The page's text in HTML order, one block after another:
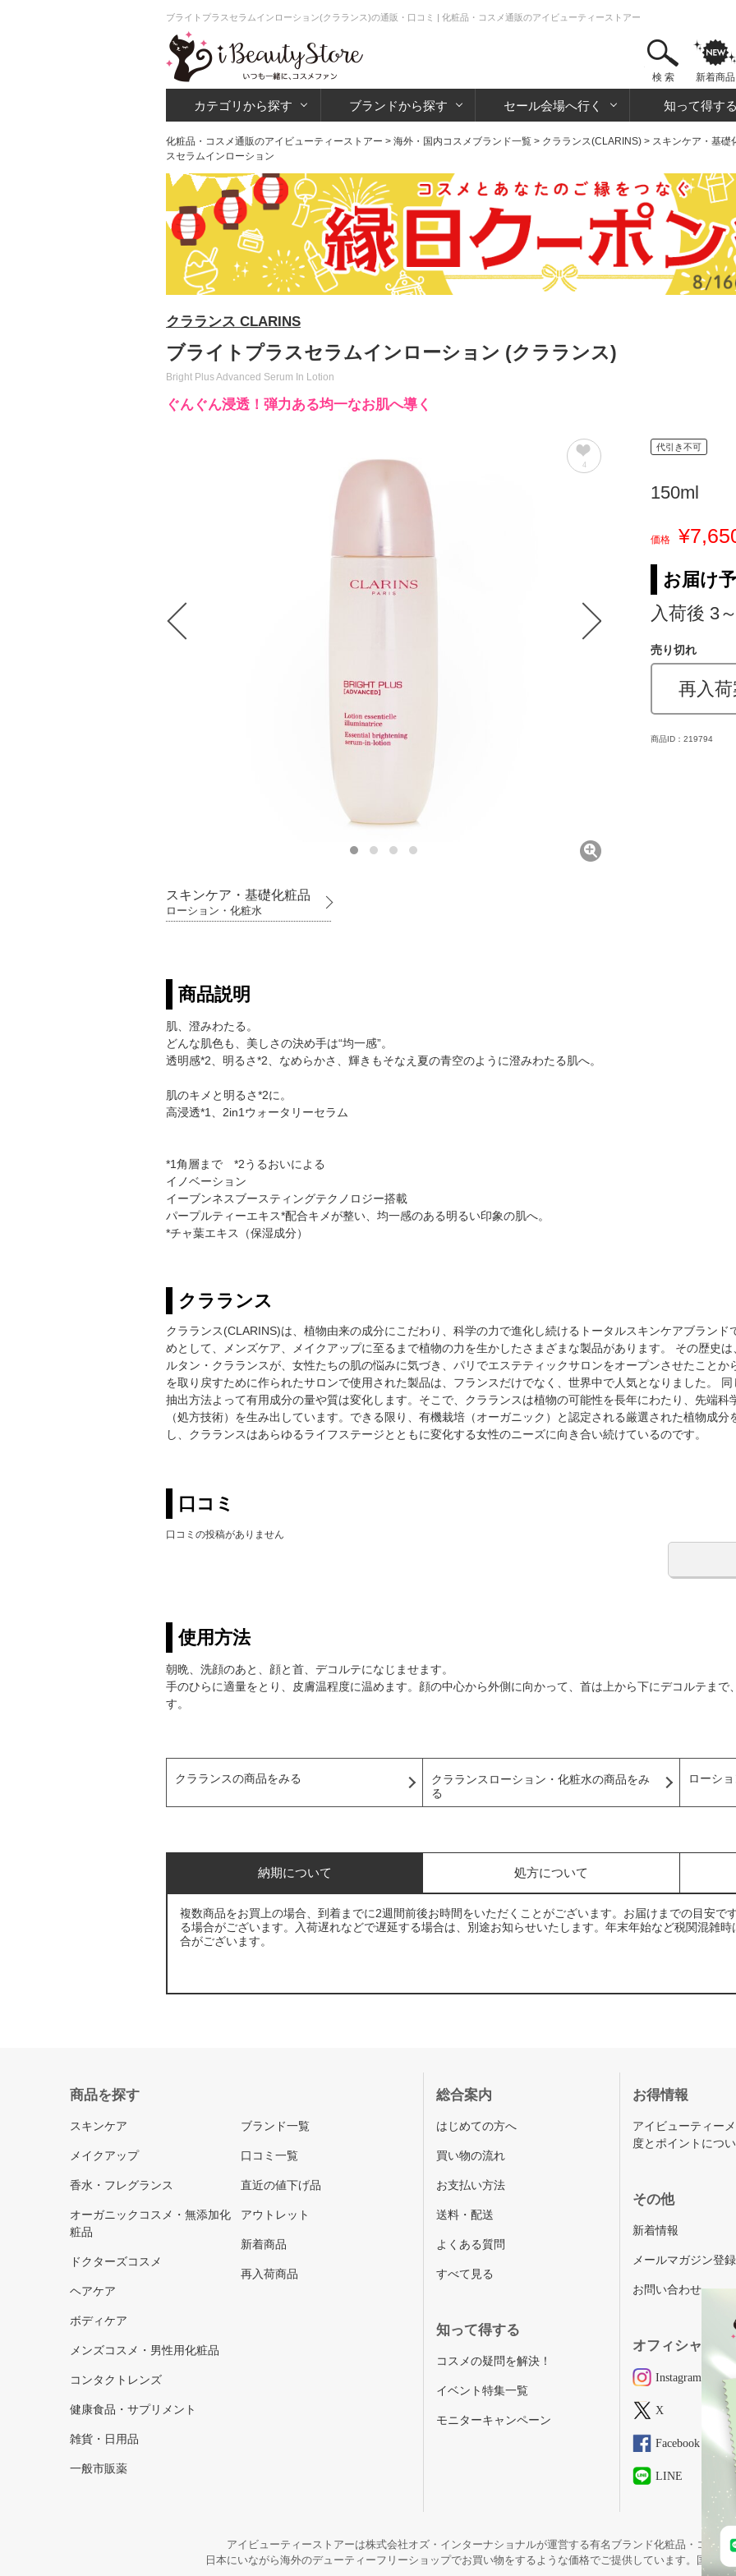
ブライトプラスセラムインローション(クラランス)の通販・口コミ | 化粧品・コスメ通販のアイビューティーストアー
検 索 新着商品
カテゴリから探す ブランドから探す セール会場へ行く 知って得する
化粧品・コスメ通販のアイビューティーストアー > 海外・国内コスメブランド一覧 > クラランス(CLARINS) > スキンケア・基礎
スセラムインローション
クラランス CLARINS
ブライトプラスセラムインローション (クラランス)
Bright Plus Advanced Serum In Lotion
ぐんぐん浸透！弾力ある均一なお肌へ導く
4
スキンケア・基礎化粧品
ローション・化粧水
代引き不可
150ml
価格
お届け
入荷後 3
売り切れ
再入
商品ID：219794
商品説明
肌、澄みわたる。
どんな肌色も、美しさの決め手は“均一感”。
透明感*2、明るさ*2、なめらかさ、輝きもそなえ夏の青空のように澄みわたる肌へ。
肌のキメと明るさ*2に。
高浸透*1、2in1ウォータリーセラム
*1角層まで *2うるおいによる
イノベーション
イーブンネスブースティングテクノロジー搭載
パープルティーエキス*配合キメが整い、均一感のある明るい印象の肌へ。
*チャ葉エキス（保湿成分）
クラランス
クラランス(CLARINS)は、植物由来の成分にこだわり、科学の力で進化し続けるトータルスキンケアブランド
めとして、メンズケア、メイクアップに至るまで植物の力を生かしたさまざまな製品があります。 その歴史
ルタン・クラランスが、女性たちの肌の悩みに気づき、パリでエステティックサロンをオープンさせたこと
を取り戻すために作られたサロンで使用された製品は、フランスだけでなく、世界中で人気となりました。
抽出方法よって有用成分の量や質は変化します。そこで、クラランスは植物の可能性を長年にわたり、先端科
（処方技術）を生み出しています。できる限り、有機栽培（オーガニック）と認定される厳選された植物成
し、クラランスはあらゆるライフステージとともに変化する女性のニーズに向き合い続けているのです。
口コミ
口コミの投稿がありません
使用方法
朝晩、洗顔のあと、顔と首、デコルテになじませます。
手のひらに適量をとり、皮膚温程度に温めます。顔の中心から外側に向かって、首は上から下にデコルテまで
す。
クラランスの商品をみる
クラランスローション・化粧水の商品をみ
る
ローシ
納期について 処方について
複数商品をお買上の場合、到着までに2週間前後お時間をいただくことがございます。お届けまでの目安で
る場合がございます。入荷遅れなどで遅延する場合は、別途お知らせいたします。年末年始など税関混雑
合がございます。
商品を探す
スキンケア
メイクアップ
香水・フレグランス
オーガニックコスメ・無添加化
粧品
ドクターズコスメ
ヘアケア
ボディケア
メンズコスメ・男性用化粧品
コンタクトレンズ
健康食品・サプリメント
雑貨・日用品
一般市販薬
ブランド一覧
口コミ一覧
直近の値下げ品
アウトレット
新着商品
再入荷商品
総合案内
はじめての方へ
買い物の流れ
お支払い方法
送料・配送
よくある質問
すべて見る
知って得する
コスメの疑問を解決！
イベント特集一覧
モニターキャンペーン
お得情報
アイビューティー
度とポイントにつ
その他
新着情報
メールマガジン登録
お問い合わせ
オフィシャル
Instagram
X
Facebook
LINE
アイビューティーストアーは株式会社オズ・インターナショナルが運営する有名ブランド化粧品・コスメ
日本にいながら海外のデューティーフリーショップでお買い物をするような価格でご提供しています。国内未